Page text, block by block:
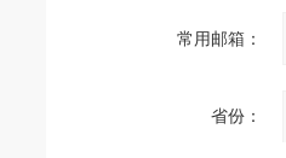
常用邮箱：
省份：